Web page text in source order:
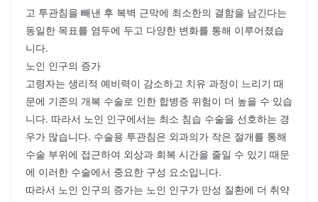
고 투관침을 빼낸 후 복벽 근막에 최소한의 결함을 남긴다는
동일한 목표를 염두에 두고 다양한 변화를 통해 이루어졌습
니다.
노인 인구의 증가
고령자는 생리적 예비력이 감소하고 치유 과정이 느리기 때
문에 기존의 개복 수술로 인한 합병증 위험이 더 높을 수 있습
니다. 따라서 노인 인구에서는 최소 침습 수술을 선호하는 경
우가 많습니다. 수술용 투관침은 외과의가 작은 절개를 통해
수술 부위에 접근하여 외상과 회복 시간을 줄일 수 있기 때문
에 이러한 수술에서 중요한 구성 요소입니다.
따라서 노인 인구의 증가는 노인 인구가 만성 질환에 더 취약